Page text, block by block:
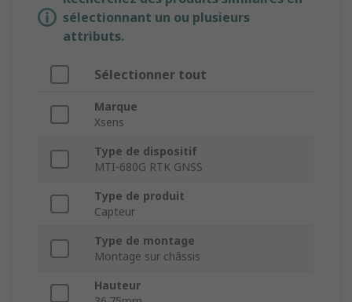
sélectionnant un ou plusieurs
attributs.
Sélectionner tout
Marque
Xsens
Type de dispositif
MTI-680G RTK GNSS
Type de produit
Capteur
Type de montage
Montage sur châssis
Hauteur